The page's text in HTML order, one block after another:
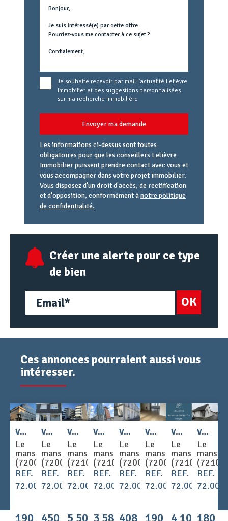
concerné
Je souhaite recevoir par mail l'actualité Lelièvre
Immobilier et des suggestions personnalisées
sur ma recherche immobilière
Envoyer ma demande
Les informations ci-dessus sont toutes
obligatoires pour que les conseillers Lelièvre
Immobilier puissent prendre contact avec vous et
vous accompagner dans votre projet immobilier.
Vous disposez d'un droit d'accès, de rectification
et d'opposition, conformément ànotre politique
de confidentialité.
email
URL
Créer une alerte pour ce type
de bien
OK
Ces annonces pourraient aussi vous
intéresser.
Vente - BUREAUX 151 m
Le
mans
(72000)
REF.
72.003007
Vente - BUREAUX 377 m
Le
mans
(72000)
REF.
72.003100
Vente - BUREAUX 3077 m
Le
mans
(72100)
REF.
72.003055
Vente - BUREAUX 1822 m
Le
mans
(72100)
REF.
72.002952
Vente - BUREAUX 210 m
Le
mans
(72000)
REF.
72.003101
Vente - BUREAUX 156 m
Le
mans
(72000)
REF.
72.003080
Vente - BUREAUX 3900 m
Le
mans
(72100)
REF.
72.003106
Vente - BUREAUX 150 m
Le
mans
(72100)
REF.